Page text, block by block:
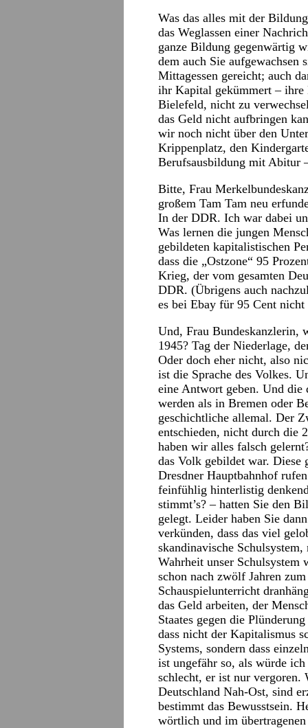
Was das alles mit der
das Weglassen einer
ganze Bildung gegenwärtig
dem auch Sie
Mittagessen gereicht; auch
ihr Kapital gekümmert –
Bielefeld, nicht zu
das Geld nicht aufbringen
wir noch nicht über den
Krippenplatz, den
Berufsausbildung mit Abitur
Bitte, Frau
großem Tam Tam neu
In der DDR. Ich war dabei
Was lernen die jungen
gebildeten kapitalistischen
dass die „Ostzone“ 95
Krieg, der vom gesamten
DDR. (Übrigens auch
es bei Ebay für 95 Cent
Und, Frau Bundeskanzlerin,
1945? Tag der Niederlage,
Oder doch eher nicht, also
ist die Sprache des Volkes.
eine Antwort geben. Und
werden als in Bremen oder
geschichtliche allemal. Der
entschieden, nicht durch die
haben wir alles falsch
das Volk gebildet war. Diese
Dresdner Hauptbahnhof
feinfühlig hinterlistig
stimmt’s? – hatten Sie den
gelegt. Leider haben Sie
verkünden, dass das viel
skandinavische
Wahrheit unser Schulsystem
schon nach zwölf Jahren
Schauspielunterricht
das Geld arbeiten, der
Staates gegen die
dass nicht der Kapitalismus
Systems, sondern dass
ist ungefähr so, als würde
schlecht, er ist nur vergoren.
Deutschland Nah-Ost, sind
bestimmt das Bewusstsein.
wörtlich und im